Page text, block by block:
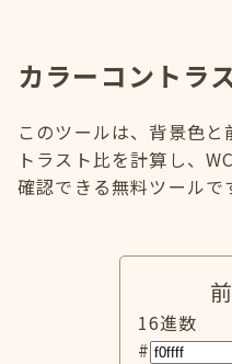
カラーコントラ
このツールは、背景色
トラスト比を計算し、
確認できる無料ツールで
16進数
#